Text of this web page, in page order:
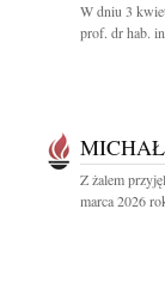
W dniu 3
prof. dr hab.
Z żalem
marca 2026